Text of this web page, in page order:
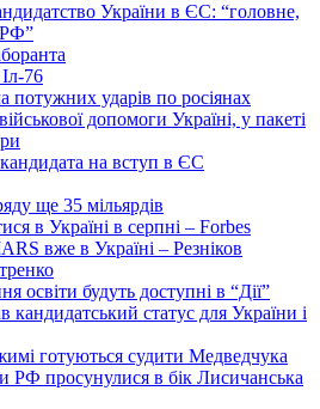
України в ЄС: “головне,
РФ”
76
потужних ударів по росіянах
допомоги Україні, у пакеті
на вступ в ЄС
ще 35 мільярдів
в Україні в серпні – Forbes
вже в Україні – Резніков
освіти будуть доступні в “Дії”
кандидатський статус для України і
готуються судити Медведчука
РФ просунулися в бік Лисичанська